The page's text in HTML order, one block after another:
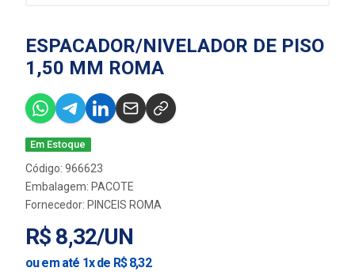
ESPACADOR/NIVELADOR DE PISO
1,50 MM ROMA
Em Estoque
Código: 966623
Embalagem: PACOTE
Fornecedor: PINCEIS ROMA
R$ 8,32/UN
ou em até 1x de R$ 8,32